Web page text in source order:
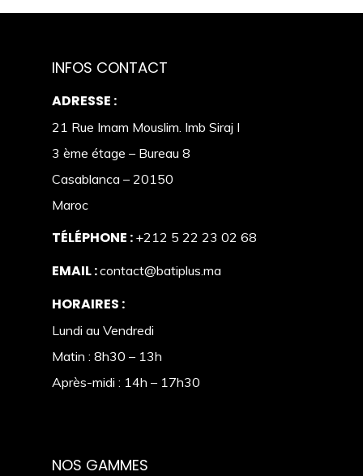
INFOS CONTACT
ADRESSE :
21 Rue Imam Mouslim. Imb Siraj I
3 ème étage – Bureau 8
Casablanca – 20150
Maroc
TÉLÉPHONE : +212 5 22 23 02 68
EMAIL :contact@batiplus.ma
HORAIRES :
Lundi au Vendredi
Matin : 8h30 – 13h
Après-midi : 14h – 17h30
NOS GAMMES